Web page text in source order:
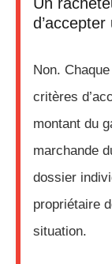
Non.
critères
montant du
marchande
dossier
propriétaire
situation.